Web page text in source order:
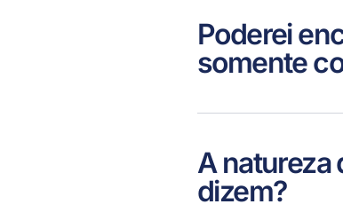
Poderei
somente
A natureza
dizem?